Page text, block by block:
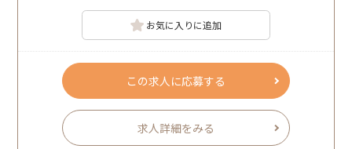
お気に入りに追加
この求人に応募する
求人詳細をみる